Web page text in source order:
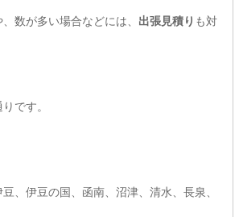
数が多い場合などには、 出張見積り も対
です。
、伊豆の国、函南、沼津、清水、長泉、